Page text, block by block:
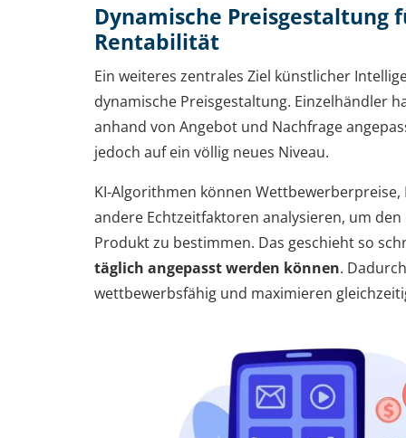
Dynamische Preisgestaltung
Rentabilität
Ein weiteres zentrales Ziel künstlicher
dynamische Preisgestaltung. Einzelhändler
anhand von Angebot und Nachfrage
jedoch auf ein völlig neues Niveau.
KI-Algorithmen können
andere Echtzeitfaktoren analysieren, um
Produkt zu bestimmen. Das geschieht so
täglich angepasst werden können.
wettbewerbsfähig und maximieren